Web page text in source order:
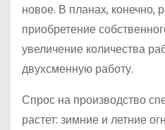
новое. В планах, конечно,
приобретение
увеличение количества
двухсменную работу.
Спрос на производство
растет: зимние и летние